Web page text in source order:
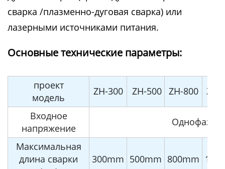
сварка /плазменно-дуговая сварка) или
лазерными источниками питания.
Основные технические параметры:
проект
модель
ZH-300 ZH-500 ZH-800 ZH-
Входное
напряжение
Максимальная
длина сварки
300mm 500mm 800mm